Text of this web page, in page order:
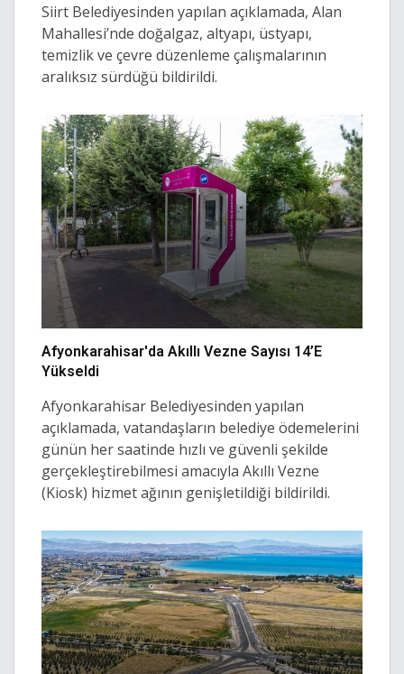
Siirt Belediyesinden yapılan açıklamada, Alan
Mahallesi’nde doğalgaz, altyapı, üstyapı,
temizlik ve çevre düzenleme çalışmalarının
aralıksız sürdüğü bildirildi.
Afyonkarahisar'da Akıllı Vezne Sayısı 14’e
Yükseldi
Afyonkarahisar Belediyesinden yapılan
açıklamada, vatandaşların belediye ödemelerini
günün her saatinde hızlı ve güvenli şekilde
gerçekleştirebilmesi amacıyla Akıllı Vezne
(Kiosk) hizmet ağının genişletildiği bildirildi.